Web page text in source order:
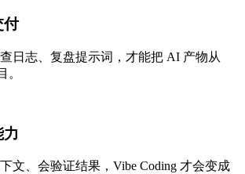
付
日志、复盘提示词，才能把 AI 产物从
。
文、会验证结果，Vibe Coding 才会变成